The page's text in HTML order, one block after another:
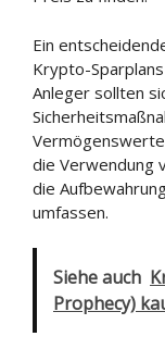
Ein
Krypto-
Anleger sollten
die Verwendung
die
umfassen.
Siehe auch
Prophecy)